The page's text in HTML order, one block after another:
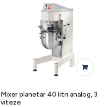
Mixer planetar 40 litri analog, 3
viteze